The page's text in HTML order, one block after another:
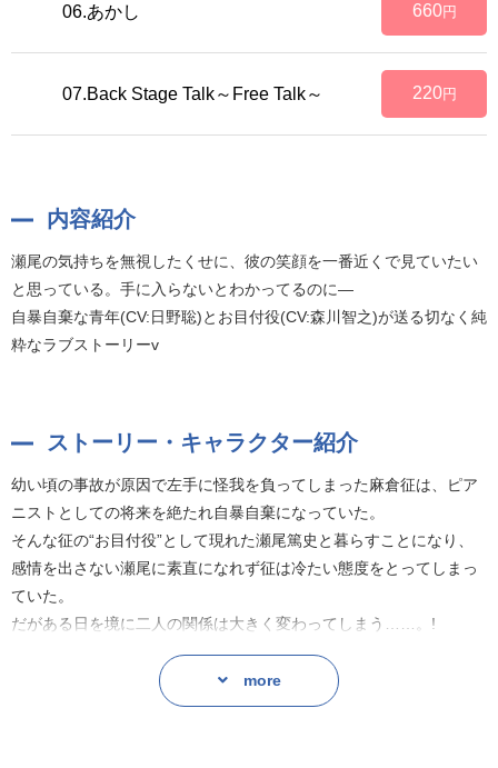
06.あかし 660円
07.Back Stage Talk～Free Talk～ 220円
内容紹介
瀬尾の気持ちを無視したくせに、彼の笑顔を一番近くで見ていたい
と思っている。手に入らないとわかってるのに—
自暴自棄な青年(CV:日野聡)とお目付役(CV:森川智之)が送る切なく純
粋なラブストーリーv
ストーリー・キャラクター紹介
幼い頃の事故が原因で左手に怪我を負ってしまった麻倉征は、ピア
ニストとしての将来を絶たれ自暴自棄になっていた。
そんな征の“お目付役”として現れた瀬尾篤史と暮らすことになり、
感情を出さない瀬尾に素直になれず征は冷たい態度をとってしまっ
ていた。
だがある日を境に二人の関係は大きく変わってしまう……。!
more